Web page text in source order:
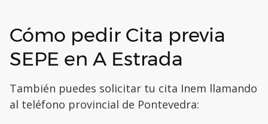
Cómo pedir Cita previa
SEPE en A Estrada
También puedes solicitar tu cita Inem llamando
al teléfono provincial de Pontevedra: